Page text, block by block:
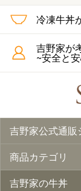
冷凍牛丼
吉野家が
~安全と
吉野家公式通販
商品カテゴリ
吉野家の牛丼